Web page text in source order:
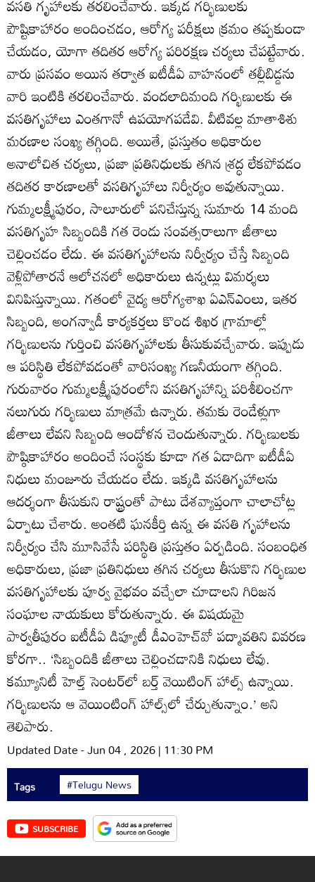
వసతి గృహాలకు తరలించేవారు. ఇక్కడ గర్భిణులకు
పౌష్టికాహారం అందించడం, ఆరోగ్య పరీక్షలు క్రమం తప్పకుండా
చేయడం, యోగా తదితర ఆరోగ్య పరిరక్షణ చర్యలు చేపట్టేవారు.
వారు ప్రసవం అయిన తర్వాత ఐటీడీఏ వాహనంలో తల్లీబిడ్డను
వారి ఇంటికి తరలించేవారు. వందలాదిమంది గర్భిణులకు ఈ
వసతిగృహాలు ఎంతగానో ఉపయోగపడేవి. వీటివల్ల మాతాశిశు
మరణాల సంఖ్య తగ్గింది. అయితే, ప్రస్తుతం అధికారుల
అనాలోచిత చర్యలు, ప్రజా ప్రతినిధులకు తగిన శ్రద్ధ లేకపోవడం
తదితర కారణాలతో వసతిగృహాలు నిర్వీర్యం అవుతున్నాయి.
గుమ్మలక్ష్మీపురం, సాలూరులో పనిచేస్తున్న సుమారు 14 మంది
వసతిగృహ సిబ్బందికి గత రెండు సంవత్సరాలుగా జీతాలు
చెల్లించడం లేదు. ఈ వసతిగృహాలను నిర్వీర్యం చేస్తే సిబ్బంది
వెళ్లిపోతారనే ఆలోచనలో అధికారులు ఉన్నట్లు విమర్శలు
వినిపిస్తున్నాయి. గతంలో వైద్య ఆరోగ్యశాఖ ఏఎన్‌ఎంలు, ఇతర
సిబ్బంది, అంగన్వాడీ కార్యకర్తలు కొండ శిఖర గ్రామాల్లో
గర్భిణులను గుర్తించి వసతిగృహాలకు తీసుకువచ్చేవారు. ఇప్పుడు
ఆ పరిస్థితి లేకపోవడంతో వారిసంఖ్య గణనీయంగా తగ్గింది.
గురువారం గుమ్మలక్ష్మీపురంలోని వసతిగృహాన్ని పరిశీలించగా
నలుగురు గర్భిణులు మాత్రమే ఉన్నారు. తమకు రెండేళ్లుగా
జీతాలు లేవని సిబ్బంది ఆందోళన చెందుతున్నారు. గర్భిణులకు
పౌష్ఠికాహారం అందించే సంస్థకు కూడా గత ఏడాదిగా ఐటీడీఏ
నిధులు మంజూరు చేయడం లేదు. ఇక్కడి వసతిగృహాలను
ఆదర్శంగా తీసుకుని రాష్ట్రంతో పాటు దేశవ్యాప్తంగా చాలాచోట్ల
ఏర్పాటు చేశారు. అంతటి ఘనకీర్తి ఉన్న ఈ వసతి గృహాలను
నిర్వీర్యం చేసి మూసివేసే పరిస్థితి ప్రస్తుతం ఏర్పడింది. సంబంధిత
అధికారులు, ప్రజా ప్రతినిధులు తగిన చర్యలు తీసుకొని గర్భిణుల
వసతిగృహాలకు పూర్వ వైభవం వచ్చేలా చూడాలని గిరిజన
సంఘాల నాయకులు కోరుతున్నారు. ఈ విషయమై
పార్వతీపురం ఐటీడీఏ డిప్యూటీ డీఎంహెచ్‌వో పద్మావతిని వివరణ
కోరగా.. ‘సిబ్బందికి జీతాలు చెల్లించడానికి నిధులు లేవు.
కమ్యూనిటీ హెల్త్‌ సెంటర్‌లో బర్త్‌ వెయిటింగ్‌ హాల్స్‌ ఉన్నాయి.
గర్భిణులను ఆ వెయింటింగ్‌ హాల్స్‌లో చేర్చుతున్నాం.’ అని
తెలిపారు.
Updated Date - Jun 04 , 2026 | 11:30 PM
Tags #Telugu News
SUBSCRIBE